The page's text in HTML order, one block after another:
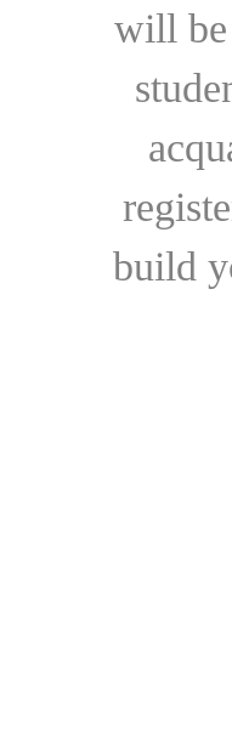
will be
build